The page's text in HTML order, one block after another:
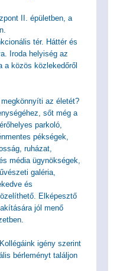
II. épületben, a
tér. Háttér és
Iroda helyiség az
a közös közlekedőről
az életét?
sőt még a
parkoló,
pékségek,
ruházat,
média ügynökségek,
galéria,
és
Elképesztő
jól menő
igény szerint
bérleményt találjon